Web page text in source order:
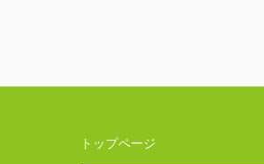
トップページ